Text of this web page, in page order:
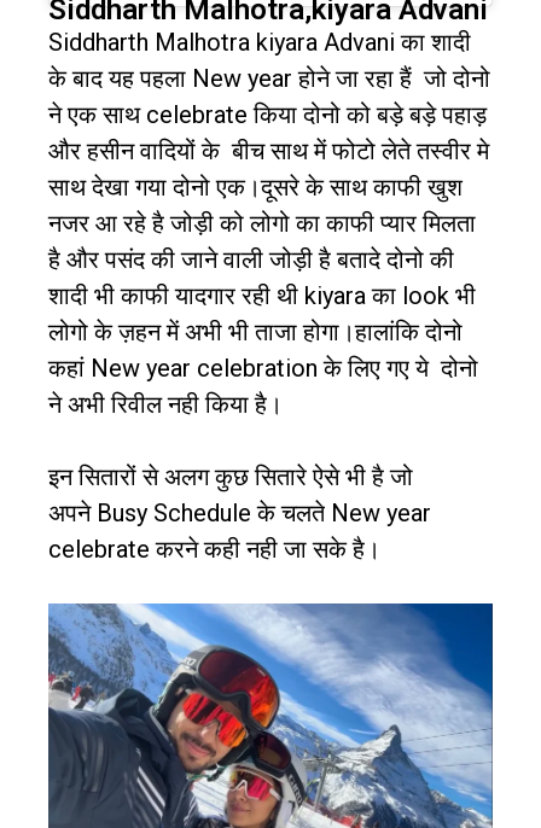
Siddharth Malhotra,kiyara Advani
Siddharth Malhotra kiyara Advaniका शादी
के बाद यह पहला New yearहोने जा रहा हैं जो दोनो
ने एक साथcelebrateकिया दोनो को बड़े बड़े पहाड़
और हसीन वादियों के बीच साथ में फोटो लेते तस्वीर मे
साथ देखा गया दोनो एक।दूसरे के साथ काफी खुश
नजर आ रहे है जोड़ी को लोगो का काफी प्यार मिलता
है और पसंद की जाने वाली जोड़ी है बतादे दोनो की
शादी भी काफी यादगार रही थी kiyaraका look भी
लोगो के ज़हन में अभी भी ताजा होगा।हालांकि दोनो
कहां New year celebrationके लिए गए ये दोनो
ने अभी रिवील नही किया है।
इन सितारों से अलग कुछ सितारे ऐसे भी है जो
अपनेBusy Scheduleके चलते New year
celebrateकरने कही नही जा सके है।